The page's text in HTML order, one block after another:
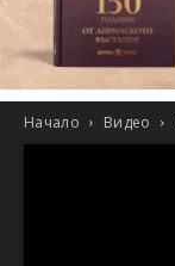
Начало Видео